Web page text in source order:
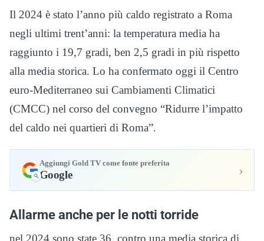
Il 2024 è stato l’anno più caldo registrato a Roma
negli ultimi trent’anni: la temperatura media ha
raggiunto i 19,7 gradi, ben 2,5 gradi in più rispetto
alla media storica. Lo ha confermato oggi il Centro
euro-Mediterraneo sui Cambiamenti Climatici
(CMCC) nel corso del convegno “Ridurre l’impatto
del caldo nei quartieri di Roma”.
Aggiungi Gold TV come fonte preferita
Google ›
Allarme anche per le notti torride
nel 2024 sono state 36, contro una media storica di